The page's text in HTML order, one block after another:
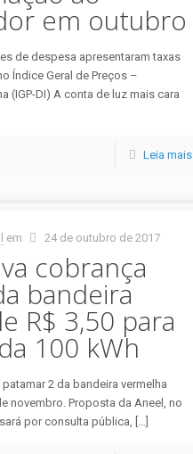
em outubro
de despesa apresentaram taxas
Índice Geral de Preços –
(IGP-DI) A conta de luz mais cara
Leia mais
em 24 de outubro de 2017
cobrança
bandeira
R$ 3,50 para
100 kWh
2 da bandeira vermelha
novembro. Proposta da Aneel, no
por consulta pública, […]